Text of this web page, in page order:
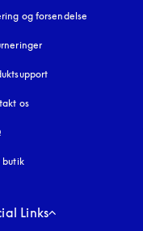
og forsendelse
os
butik
Links